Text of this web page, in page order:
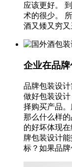
应该更好。
术的很少。
酒又矮又穷又
企业在品
品牌包装设
做好包装设
择购买产品。
那么什么样
的好坏体现
牌包装设计
标？如果品牌